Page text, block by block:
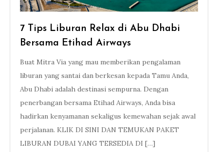
7 Tips Liburan Relax di Abu Dhabi
Bersama Etihad Airways
Buat Mitra Via yang mau memberikan pengalaman
liburan yang santai dan berkesan kepada Tamu Anda,
Abu Dhabi adalah destinasi sempurna. Dengan
penerbangan bersama Etihad Airways, Anda bisa
hadirkan kenyamanan sekaligus kemewahan sejak awal
perjalanan. KLIK DI SINI DAN TEMUKAN PAKET
LIBURAN DUBAI YANG TERSEDIA DI […]